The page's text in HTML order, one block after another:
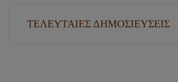
ΤΕΛΕΥΤΑΊΕΣ ΔΗΜΟΣΙΕΎΣΕΙΣ